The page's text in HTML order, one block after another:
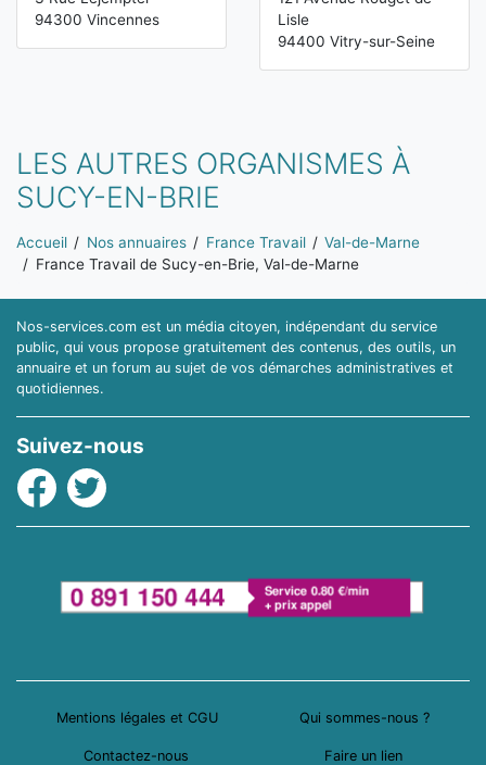
94300 Vincennes
Lisle
94400 Vitry-sur-Seine
LES AUTRES ORGANISMES À
SUCY-EN-BRIE
Vous êtes ici:
Accueil Nos annuaires France Travail
Val-de-Marne
France Travail de Sucy-en-Brie, Val-de-Marne
Nos-services.com est un média citoyen, indépendant du service
public, qui vous propose gratuitement des contenus, des outils, un
annuaire et un forum au sujet de vos démarches administratives et
quotidiennes.
Suivez-nous
Facebook
Twitter
Mentions légales et CGU Qui sommes-nous ?
Contactez-nous Faire un lien